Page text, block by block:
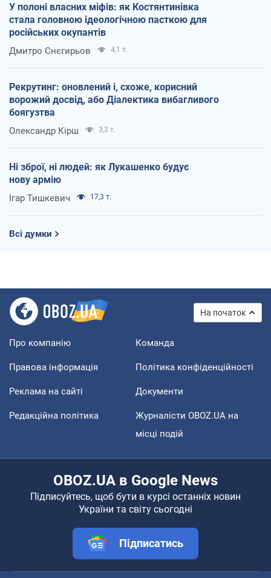
У полоні власних міфів: як Костянтинівка
стала головною ідеологічною пасткою для
російських окупантів
Дмитро Снєгирьов 4,1 т.
Рекрутинг: оновлений і, схоже, корисний
ворожий досвід, або Діалектика вибагливого
боягузтва
Олександр Кірш 3,3 т.
Ні зброї, ні людей: як Лукашенко будує
нову армію
Ігар Тишкевич 17,3 т.
Всі думки
На початок
Про компанію Команда
Правова інформація Політика конфіденційності
Реклама на сайті Документи
Редакційна політика
Журналісти OBOZ.UA на
місці подій
OBOZ.UA в Google News
Підписуйтесь, щоб бути в курсі останніх новин
України та світу сьогодні
Підписатись